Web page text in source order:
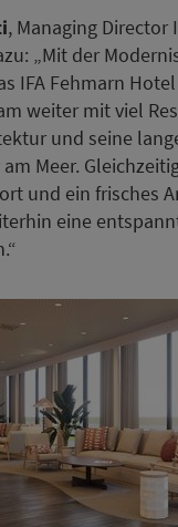
, Managing Director
„Mit der
IFA Fehmarn
weiter mit viel
und seine
Meer.
und ein frisches
eine